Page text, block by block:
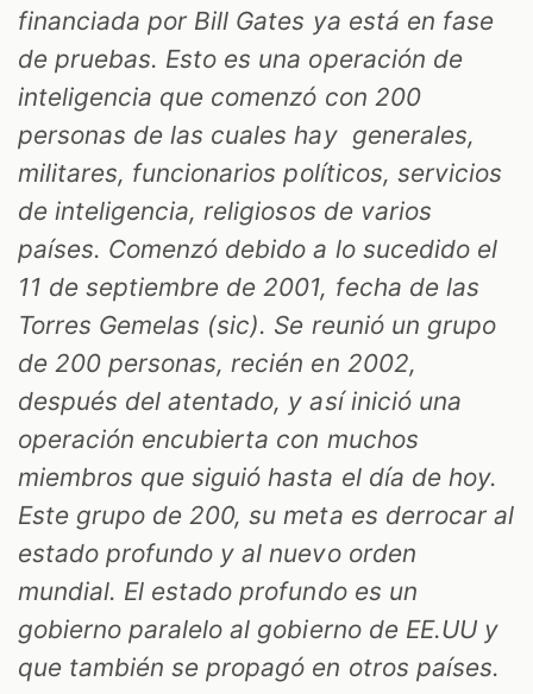
financiada por Bill Gates ya está en fase
de pruebas. Esto es una operación de
inteligencia que comenzó con 200
personas de las cuales hay generales,
militares, funcionarios políticos, servicios
de inteligencia, religiosos de varios
países. Comenzó debido a lo sucedido el
11 de septiembre de 2001, fecha de las
Torres Gemelas (sic). Se reunió un grupo
de 200 personas, recién en 2002,
después del atentado, y así inició una
operación encubierta con muchos
miembros que siguió hasta el día de hoy.
Este grupo de 200, su meta es derrocar al
estado profundo y al nuevo orden
mundial. El estado profundo es un
gobierno paralelo al gobierno de EE.UU y
que también se propagó en otros países.